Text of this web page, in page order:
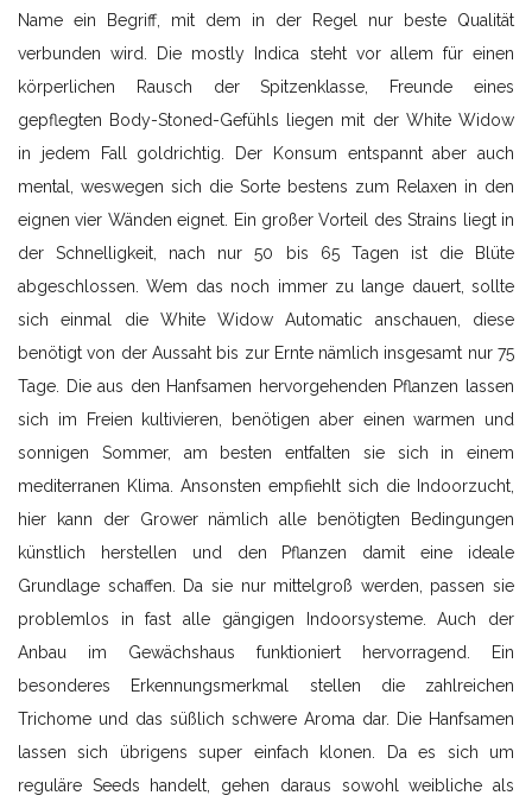
Name ein Begriff, mit dem in der Regel nur beste Qualität
verbunden wird. Die mostly Indica steht vor allem für einen
körperlichen Rausch der Spitzenklasse, Freunde eines
gepflegten Body-Stoned-Gefühls liegen mit der White Widow
in jedem Fall goldrichtig. Der Konsum entspannt aber auch
mental, weswegen sich die Sorte bestens zum Relaxen in den
eignen vier Wänden eignet. Ein großer Vorteil des Strains liegt in
der Schnelligkeit, nach nur 50 bis 65 Tagen ist die Blüte
abgeschlossen. Wem das noch immer zu lange dauert, sollte
sich einmal die White Widow Automatic anschauen, diese
benötigt von der Aussaht bis zur Ernte nämlich insgesamt nur 75
Tage. Die aus den Hanfsamen hervorgehenden Pflanzen lassen
sich im Freien kultivieren, benötigen aber einen warmen und
sonnigen Sommer, am besten entfalten sie sich in einem
mediterranen Klima. Ansonsten empfiehlt sich die Indoorzucht,
hier kann der Grower nämlich alle benötigten Bedingungen
künstlich herstellen und den Pflanzen damit eine ideale
Grundlage schaffen. Da sie nur mittelgroß werden, passen sie
problemlos in fast alle gängigen Indoorsysteme. Auch der
Anbau im Gewächshaus funktioniert hervorragend. Ein
besonderes Erkennungsmerkmal stellen die zahlreichen
Trichome und das süßlich schwere Aroma dar. Die Hanfsamen
lassen sich übrigens super einfach klonen. Da es sich um
reguläre Seeds handelt, gehen daraus sowohl weibliche als